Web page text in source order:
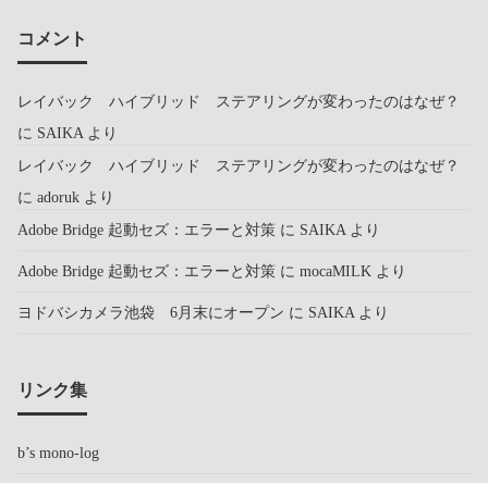
コメント
レイバック ハイブリッド ステアリングが変わったのはなぜ？
に SAIKA より
レイバック ハイブリッド ステアリングが変わったのはなぜ？
に adoruk より
Adobe Bridge 起動セズ：エラーと対策 に SAIKA より
Adobe Bridge 起動セズ：エラーと対策 に mocaMILK より
ヨドバシカメラ池袋 6月末にオープン に SAIKA より
リンク集
b’s mono-log